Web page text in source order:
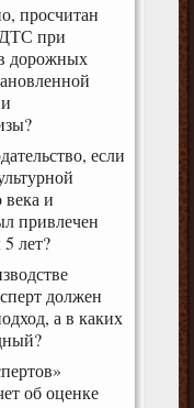
просчитан
при
дорожных
если
века и
привлечен
лет?
должен
а в каких
об оценке